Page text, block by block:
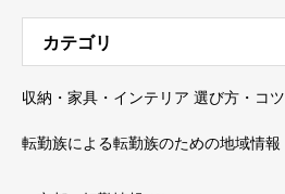
カテゴリ
収納・家具・インテリア 選び方・コツ
転勤族による転勤族のための地域情報